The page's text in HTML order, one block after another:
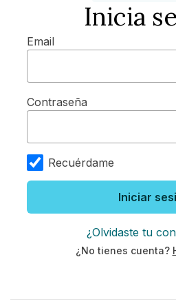
Inicia
Email
Contraseña
Recuérdame
Iniciar
¿Olvidaste tu
¿No tienes cuenta?